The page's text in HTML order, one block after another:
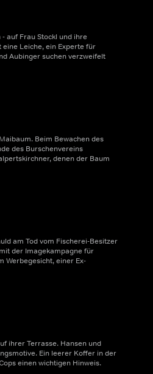
auf Frau Stockl und ihre
Leiche, ein Experte für
Aubinger suchen verzweifelt
Beim Bewachen des
des Burschenvereins
denen der Baum
am Tod vom Fischerei-Besitzer
der Imagekampagne für
Werbegesicht, einer Ex-
ihrer Terrasse. Hansen und
Ein leerer Koffer in der
einen wichtigen Hinweis.